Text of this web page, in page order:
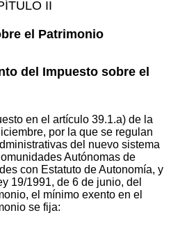
II
el Patrimonio
del Impuesto sobre el
en el artículo 39.1.a) de la
por la que se regulan
del nuevo sistema
Autónomas de
con Estatuto de Autonomía, y
19/1991, de 6 de junio, del
el mínimo exento en el
se fija: